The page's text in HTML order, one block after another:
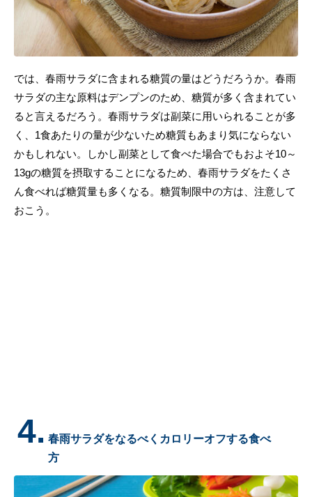
では、春雨サラダに含まれる糖質の量はどうだろうか。春雨
サラダの主な原料はデンプンのため、糖質が多く含まれてい
ると言えるだろう。春雨サラダは副菜に用いられることが多
く、1食あたりの量が少ないため糖質もあまり気にならない
かもしれない。しかし副菜として食べた場合でもおよそ10～
13gの糖質を摂取することになるため、春雨サラダをたくさ
ん食べれば糖質量も多くなる。糖質制限中の方は、注意して
おこう。
4. 春雨サラダをなるべくカロリーオフする食べ
方